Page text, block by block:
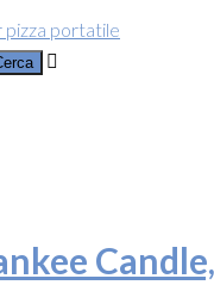
pizza portatile